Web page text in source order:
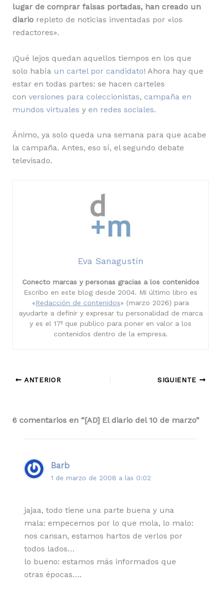
lugar de comprar falsas portadas, han creado un
diariorepleto de noticias inventadas por «los
redactores».
¡Qué lejos quedan aquellos tiempos en los que
solo había un cartel por candidato! Ahora hay que
estar en todas partes: se hacen carteles
con versiones para coleccionistas, campaña en
mundos virtuales y en redes sociales.
Ánimo, ya solo queda una semana para que acabe
la campaña. Antes, eso sí, el segundo debate
televisado.
Eva Sanagustín
Conecto marcas y personas gracias a los contenidos
Escribo en este blog desde 2004. Mi último libro es
«Redacción de contenidos» (marzo 2026) para
ayudarte a definir y expresar tu personalidad de marca
y es el 17º que publico para poner en valor a los
contenidos dentro de la empresa.
ANTERIOR SIGUIENTE
6 comentarios en “[AD] El diario del 10 de marzo”
Barb
1 de marzo de 2008 a las 0:02
jajaa, todo tiene una parte buena y una
mala: empecemos por lo que mola, lo malo:
nos cansan, estamos hartos de verlos por
todos lados…
lo bueno: estamos más informados que
otras épocas….